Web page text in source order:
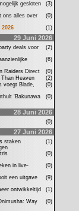
gesloten
(3)
ons alles over
(0)
(1)
29 Juni 2026
deals voor
(2)
(6)
Raiders Direct
(0)
Heaven
(2)
voegt Blade,
(0)
‘Bakunawa
(0)
28 Juni 2026
(0)
27 Juni 2026
staken
(1)
(0)
in live-
(0)
een uitgave
(9)
ontwikkeltijd
(1)
Way
(0)